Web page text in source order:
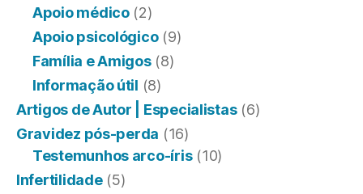
Apoio médico(2)
Apoio psicológico(9)
Família e Amigos(8)
Informação útil (8)
Artigos de Autor | Especialistas(6)
Gravidez pós-perda (16)
Testemunhos arco-íris(10)
Infertilidade(5)